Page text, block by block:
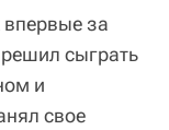
за
сыграть
и
свое